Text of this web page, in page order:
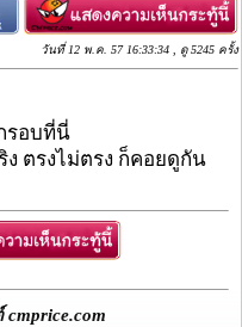
วันที่ 12 พ.ค. 57 16:33:34 , ดู 5245 ครั้ง
รอบที่นี่
ง ตรงไม่ตรง ก็คอยดูกัน